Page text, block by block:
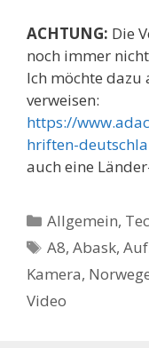
ACHTUNG: Die
noch immer
Ich möchte dazu
verweisen:
https://
hriften-
auch eine
Kategorien
Allgemein,
Schlagwörter
A8,Abask,
Kamera,
Video